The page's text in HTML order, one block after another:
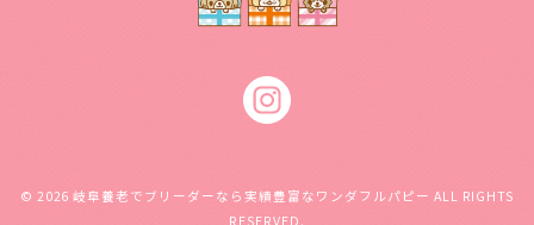
© 2026 岐阜養老でブリーダーなら実績豊富なワンダフルパピー ALL RIGHTS
RESERVED.